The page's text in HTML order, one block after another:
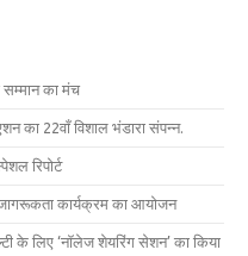
सम्मान का मंच
का 22वाँ विशाल भंडारा संपन्न.
रिपोर्ट
कार्यक्रम का आयोजन
के लिए ‘नॉलेज शेयरिंग सेशन’ का किया